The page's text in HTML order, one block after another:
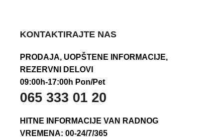
KONTAKTIRAJTE NAS
PRODAJA, UOPŠTENE INFORMACIJE,
REZERVNI DELOVI
09:00h-17:00h Pon/Pet
065 333 01 20
HITNE INFORMACIJE VAN RADNOG
VREMENA: 00-24/7/365